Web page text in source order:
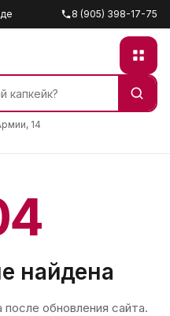
8 (905) 398-17-75
14
найдена
обновления сайта.